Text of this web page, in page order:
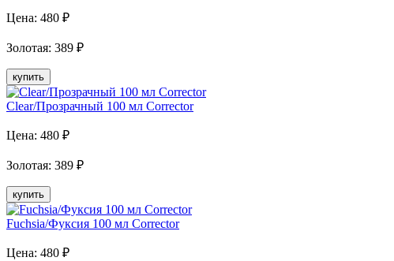
Цена: 480 ₽
Золотая: 389 ₽
купить
Clear/Прозрачный 100 мл Corrector
Цена: 480 ₽
Золотая: 389 ₽
купить
Fuchsia/Фуксия 100 мл Corrector
Цена: 480 ₽